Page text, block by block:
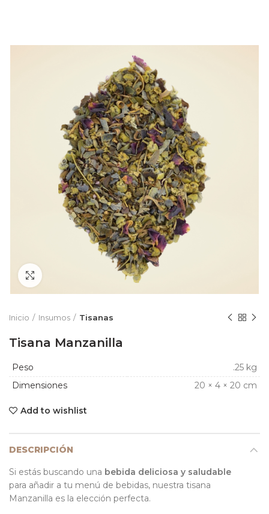
Inicio Insumos Tisanas
Tisana Manzanilla
Peso
.25 kg
Dimensiones
20 × 4 × 20 cm
Add to wishlist
DESCRIPCIÓN
Si estás buscando una bebida deliciosa y saludable
para añadir a tu menú de bebidas, nuestra tisana
Manzanilla es la elección perfecta.